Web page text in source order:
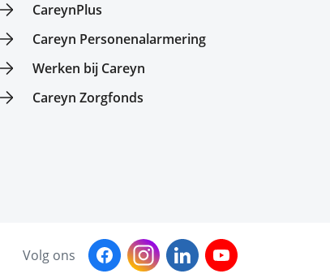
CareynPlus
Careyn Personenalarmering
Werken bij Careyn
Careyn Zorgfonds
Volg ons